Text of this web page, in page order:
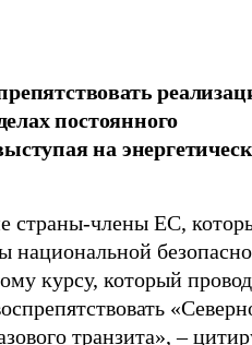
постоянного
на
страны-члены ЕС,
национальной
курсу, который
транзита», –